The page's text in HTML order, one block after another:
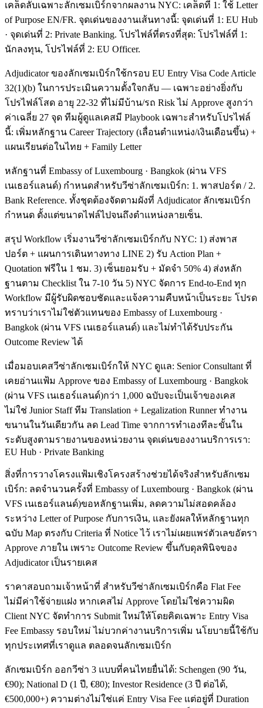
เคล็ดลับเฉพาะลักเซมเบิร์กจากผลงาน NYC: เคล็ดที่ 1: ใช้ Letter
of Purpose EN/FR. จุดเด่นของงานเส้นทางนี้: จุดเด่นที่ 1: EU Hub
· จุดเด่นที่ 2: Private Banking. โปรไฟล์ที่ตรงที่สุด: โปรไฟล์ที่ 1:
นักลงทุน, โปรไฟล์ที่ 2: EU Officer.
Adjudicator ของลักเซมเบิร์กใช้กรอบ EU Entry Visa Code Article
32(1)(b) ในการประเมินความตั้งใจกลับ — เฉพาะอย่างยิ่งกับ
โปรไฟล์โสด อายุ 22-32 ที่ไม่มีบ้าน/รถ Risk ไม่ Approve สูงกว่า
ค่าเฉลี่ย 27 จุด ทีมผู้ดูแลเคสมี Playbook เฉพาะสำหรับโปรไฟล์
นี้: เพิ่มหลักฐาน Career Trajectory (เลื่อนตำแหน่ง/เงินเดือนขึ้น) +
แผนเรียนต่อในไทย + Family Letter
หลักฐานที่ Embassy of Luxembourg · Bangkok (ผ่าน VFS
เนเธอร์แลนด์) กำหนดสำหรับวีซ่าลักเซมเบิร์ก: 1. พาสปอร์ต / 2.
Bank Reference. ทั้งชุดต้องจัดตามผังที่ Adjudicator ลักเซมเบิร์ก
กำหนด ตั้งแต่ขนาดไฟล์ไปจนถึงตำแหน่งลายเซ็น.
สรุป Workflow เริ่มงานวีซ่าลักเซมเบิร์กกับ NYC: 1) ส่งพาส
ปอร์ต + แผนการเดินทางทาง LINE 2) รับ Action Plan +
Quotation ฟรีใน 1 ชม. 3) เซ็นยอมรับ + มัดจำ 50% 4) ส่งหลัก
ฐานตาม Checklist ใน 7-10 วัน 5) NYC จัดการ End-to-End ทุก
Workflow มีผู้รับผิดชอบชัดและแจ้งความคืบหน้าเป็นระยะ โปรด
ทราบว่าเราไม่ใช่ตัวแทนของ Embassy of Luxembourg ·
Bangkok (ผ่าน VFS เนเธอร์แลนด์) และไม่ทำได้รับประกัน
Outcome Review ได้
เมื่อมอบเคสวีซ่าลักเซมเบิร์กให้ NYC ดูแล: Senior Consultant ที่
เคยอ่านแฟ้ม Approve ของ Embassy of Luxembourg · Bangkok
(ผ่าน VFS เนเธอร์แลนด์)กว่า 1,000 ฉบับจะเป็นเจ้าของเคส
ไม่ใช่ Junior Staff ทีม Translation + Legalization Runner ทำงาน
ขนานในวันเดียวกัน ลด Lead Time จากการทำเองทีละขั้นใน
ระดับสูงตามรายงานของหน่วยงาน จุดเด่นของงานบริการเรา:
EU Hub · Private Banking
สิ่งที่การวางโครงแฟ้มเชิงโครงสร้างช่วยได้จริงสำหรับลักเซม
เบิร์ก: ลดจำนวนครั้งที่ Embassy of Luxembourg · Bangkok (ผ่าน
VFS เนเธอร์แลนด์)ขอหลักฐานเพิ่ม, ลดความไม่สอดคล้อง
ระหว่าง Letter of Purpose กับการเงิน, และยังผลให้หลักฐานทุก
ฉบับ Map ตรงกับ Criteria ที่ Notice ไว้ เราไม่เผยแพร่ตัวเลขอัตรา
Approve ภายใน เพราะ Outcome Review ขึ้นกับดุลพินิจของ
Adjudicator เป็นรายเคส
ราคาสอบถามเจ้าหน้าที่ สำหรับวีซ่าลักเซมเบิร์กคือ Flat Fee
ไม่มีค่าใช้จ่ายแฝง หากเคสไม่ Approve โดยไม่ใช่ความผิด
Client NYC จัดทำการ Submit ใหม่ให้โดยคิดเฉพาะ Entry Visa
Fee Embassy รอบใหม่ ไม่บวกค่างานบริการเพิ่ม นโยบายนี้ใช้กับ
ทุกประเทศที่เราดูแล ตลอดจนลักเซมเบิร์ก
ลักเซมเบิร์ก ออกวีซ่า 3 แบบที่คนไทยยื่นได้: Schengen (90 วัน,
€90); National D (1 ปี, €80); Investor Residence (3 ปี ต่อได้,
€500,000+) ความต่างไม่ใช่แค่ Entry Visa Fee แต่อยู่ที่ Duration